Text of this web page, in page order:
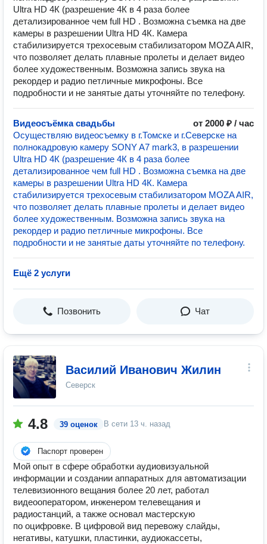
Ultra HD 4К (разрешение 4К в 4 раза более
детализированное чем full HD . Возможна съемка на две
камеры в разрешении Ultra HD 4К. Камера
стабилизируется трехосевым стабилизатором MOZA AIR,
что позволяет делать плавные пролеты и делает видео
более художественным. Возможна запись звука на
рекордер и радио петличные микрофоны. Все
подробности и не занятые даты уточняйте по телефону.
Видеосъёмка свадьбы
от 2000 ₽ / час
Осуществляю видеосъемку в г.Томске и г.Северске на
полнокадровую камеру SONY A7 mark3, в разрешении
Ultra HD 4К (разрешение 4К в 4 раза более
детализированное чем full HD . Возможна съемка на две
камеры в разрешении Ultra HD 4К. Камера
стабилизируется трехосевым стабилизатором MOZA AIR,
что позволяет делать плавные пролеты и делает видео
более художественным. Возможна запись звука на
рекордер и радио петличные микрофоны. Все
подробности и не занятые даты уточняйте по телефону.
Ещё 2 услуги
Позвонить Чат
Василий Иванович Жилин
Северск
4.8 39 оценок В сети 13 ч. назад
Паспорт проверен
Мой опыт в сфере обработки аудиовизуальной
информации и создании аппаратных для автоматизации
телевизионного вещания более 20 лет, работал
видеооператором, инженером телевещания и
радиостанций, а также основал мастерскую
по оцифровке. В цифровой вид перевожу слайды,
негативы, катушки, пластинки, аудиокассеты,